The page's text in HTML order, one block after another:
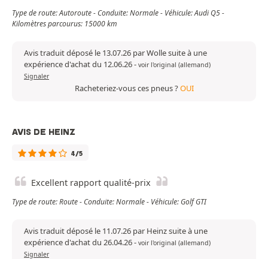
Type de route: Autoroute - Conduite: Normale - Véhicule: Audi Q5 -
Kilomètres parcourus: 15000 km
Avis traduit déposé le 13.07.26 par Wolle suite à une
expérience d'achat du 12.06.26- voir l'original (allemand)
Signaler
Racheteriez-vous ces pneus ?OUI
AVIS DE HEINZ
4/5
Excellent rapport qualité-prix
Type de route: Route - Conduite: Normale - Véhicule: Golf GTI
Avis traduit déposé le 11.07.26 par Heinz suite à une
expérience d'achat du 26.04.26- voir l'original (allemand)
Signaler